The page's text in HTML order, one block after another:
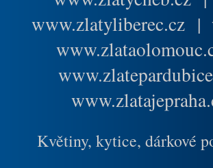
www.zlatyliberec.cz |
Květiny, kytice, dárkové